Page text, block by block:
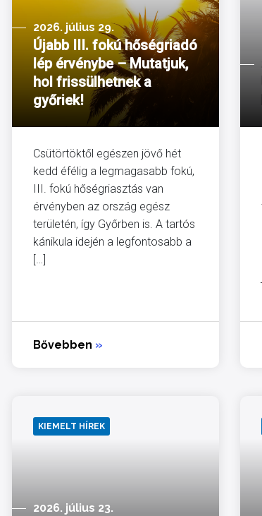
2026. július 29.
Újabb III. fokú hőségriadó
lép érvénybe – Mutatjuk,
hol frissülhetnek a
győriek!
Csütörtöktől egészen jövő hét
kedd éfélig a legmagasabb fokú,
III. fokú hőségriasztás van
érvényben az ország egész
területén, így Győrben is. A tartós
kánikula idején a legfontosabb a
[…]
Bővebben »
KIEMELT HÍREK
2026. július 23.